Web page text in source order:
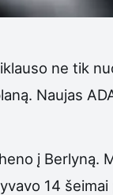
ne tik
Naujas
į Berlyną.
14